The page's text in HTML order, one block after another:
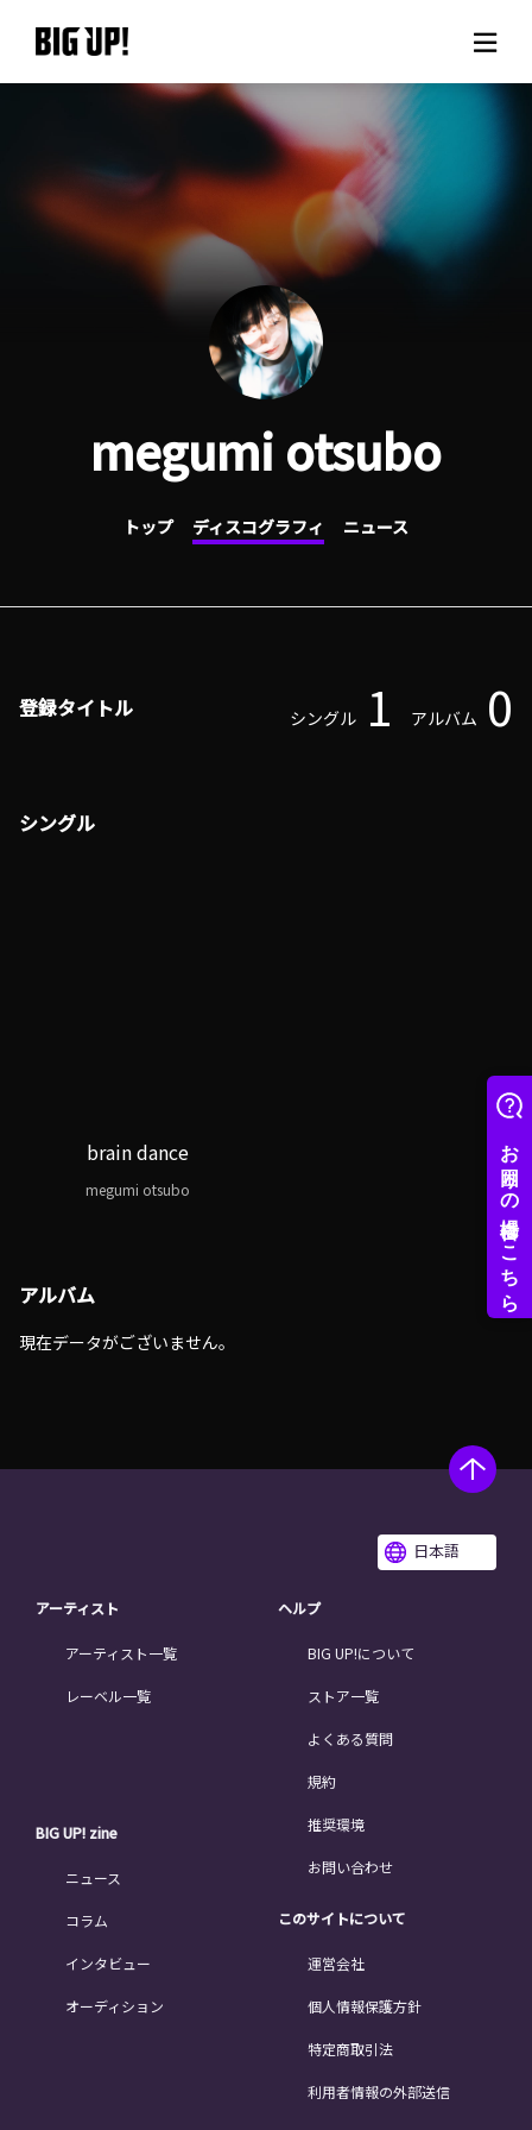
BIG UP!について
ニュース
料金プラン
サポート
ご利用の流れ
よくある質問
megumi otsubo
トップ ディスコグラフィ ニュース
登録タイトル シングル 1 アルバム 0
シングル
brain dance
megumi otsubo
アルバム
現在データがございません。
日本語
アーティスト
アーティスト一覧
レーベル一覧
BIG UP! zine
ニュース
コラム
インタビュー
オーディション
ヘルプ
BIG UP!について
ストア一覧
よくある質問
規約
推奨環境
お問い合わせ
このサイトについて
運営会社
個人情報保護方針
特定商取引法
利用者情報の外部送信